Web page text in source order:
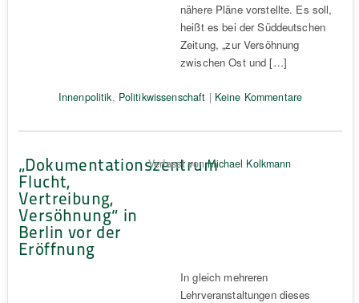
nähere Pläne vorstellte. Es soll,
heißt es bei der Süddeutschen
Zeitung, „zur Versöhnung
zwischen Ost und […]
Innenpolitik, Politikwissenschaft | Keine Kommentare
„Dokumentationszentrum
Flucht,
Vertreibung,
Versöhnung“ in
Berlin vor der
Eröffnung
Verfasst vonMichael Kolkmann
In gleich mehreren
Lehrveranstaltungen dieses